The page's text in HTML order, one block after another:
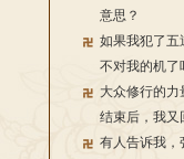
意思？
如果我犯了五
不对我的机了
大众修行的
结束后，我又
有人告诉我，